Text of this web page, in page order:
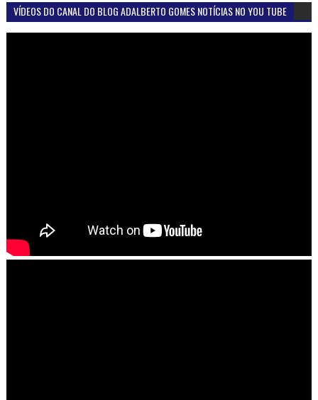
VÍDEOS DO CANAL DO BLOG ADALBERTO GOMES NOTÍCIAS NO YOU TUBE